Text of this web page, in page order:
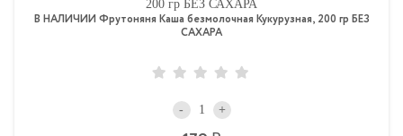
В НАЛИЧИИ Фрутоняня Каша безмолочная Кукурузная, 200 гр БЕЗ
САХАРА
- +